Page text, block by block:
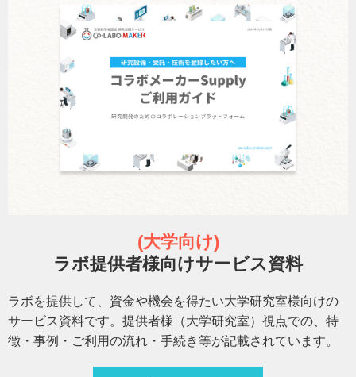
(大学向け)
ラボ提供者様向けサービス資料
ラボを提供して、資金や機会を得たい大学研究室様向けの
サービス資料です。 提供者様（大学研究室）視点での、特
徴・事例・ご利用の流れ・手続き等が記載されています。